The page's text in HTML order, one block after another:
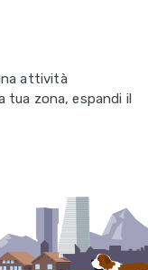
attività
tua zona, espandi il